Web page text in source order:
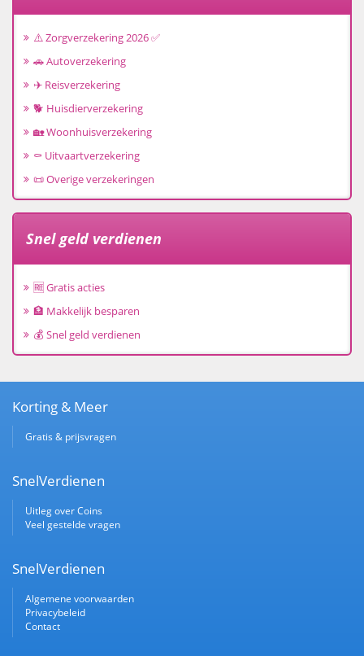
⚠️ Zorgverzekering 2026 ✅
🚗 Autoverzekering
✈️ Reisverzekering
🐕 Huisdierverzekering
🏡 Woonhuisverzekering
⚰️ Uitvaartverzekering
📜 Overige verzekeringen
Snel geld verdienen
🆓 Gratis acties
🏦 Makkelijk besparen
💰 Snel geld verdienen
Korting & Meer
Gratis & prijsvragen
SnelVerdienen
Uitleg over Coins
Veel gestelde vragen
SnelVerdienen
Algemene voorwaarden
Privacybeleid
Contact